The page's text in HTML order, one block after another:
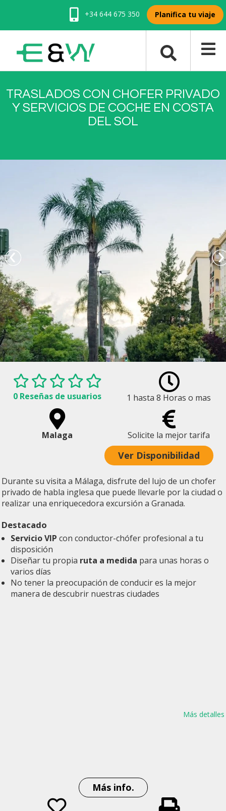
+34 644 675 350 Planifica tu viaje
TRASLADOS CON CHOFER PRIVADO
Y SERVICIOS DE COCHE EN COSTA
DEL SOL
Servicios de Transporte Privado en Costa del Sol
0 Reseñas de usuarios 1 hasta 8 Horas o mas
Malaga Solicite la mejor tarifa
Ver Disponibilidad
Durante su visita a Málaga, disfrute del lujo de un chofer
privado de habla inglesa que puede llevarle por la ciudad o
realizar una enriquecedora excursión a Granada.
Destacado
Servicio VIP con conductor-chófer profesional a tu
disposición
Diseñar tu propia ruta a medida para unas horas o
varios días
No tener la preocupación de conducir es la mejor
manera de descubrir nuestras ciudades
Más detalles
Más info.